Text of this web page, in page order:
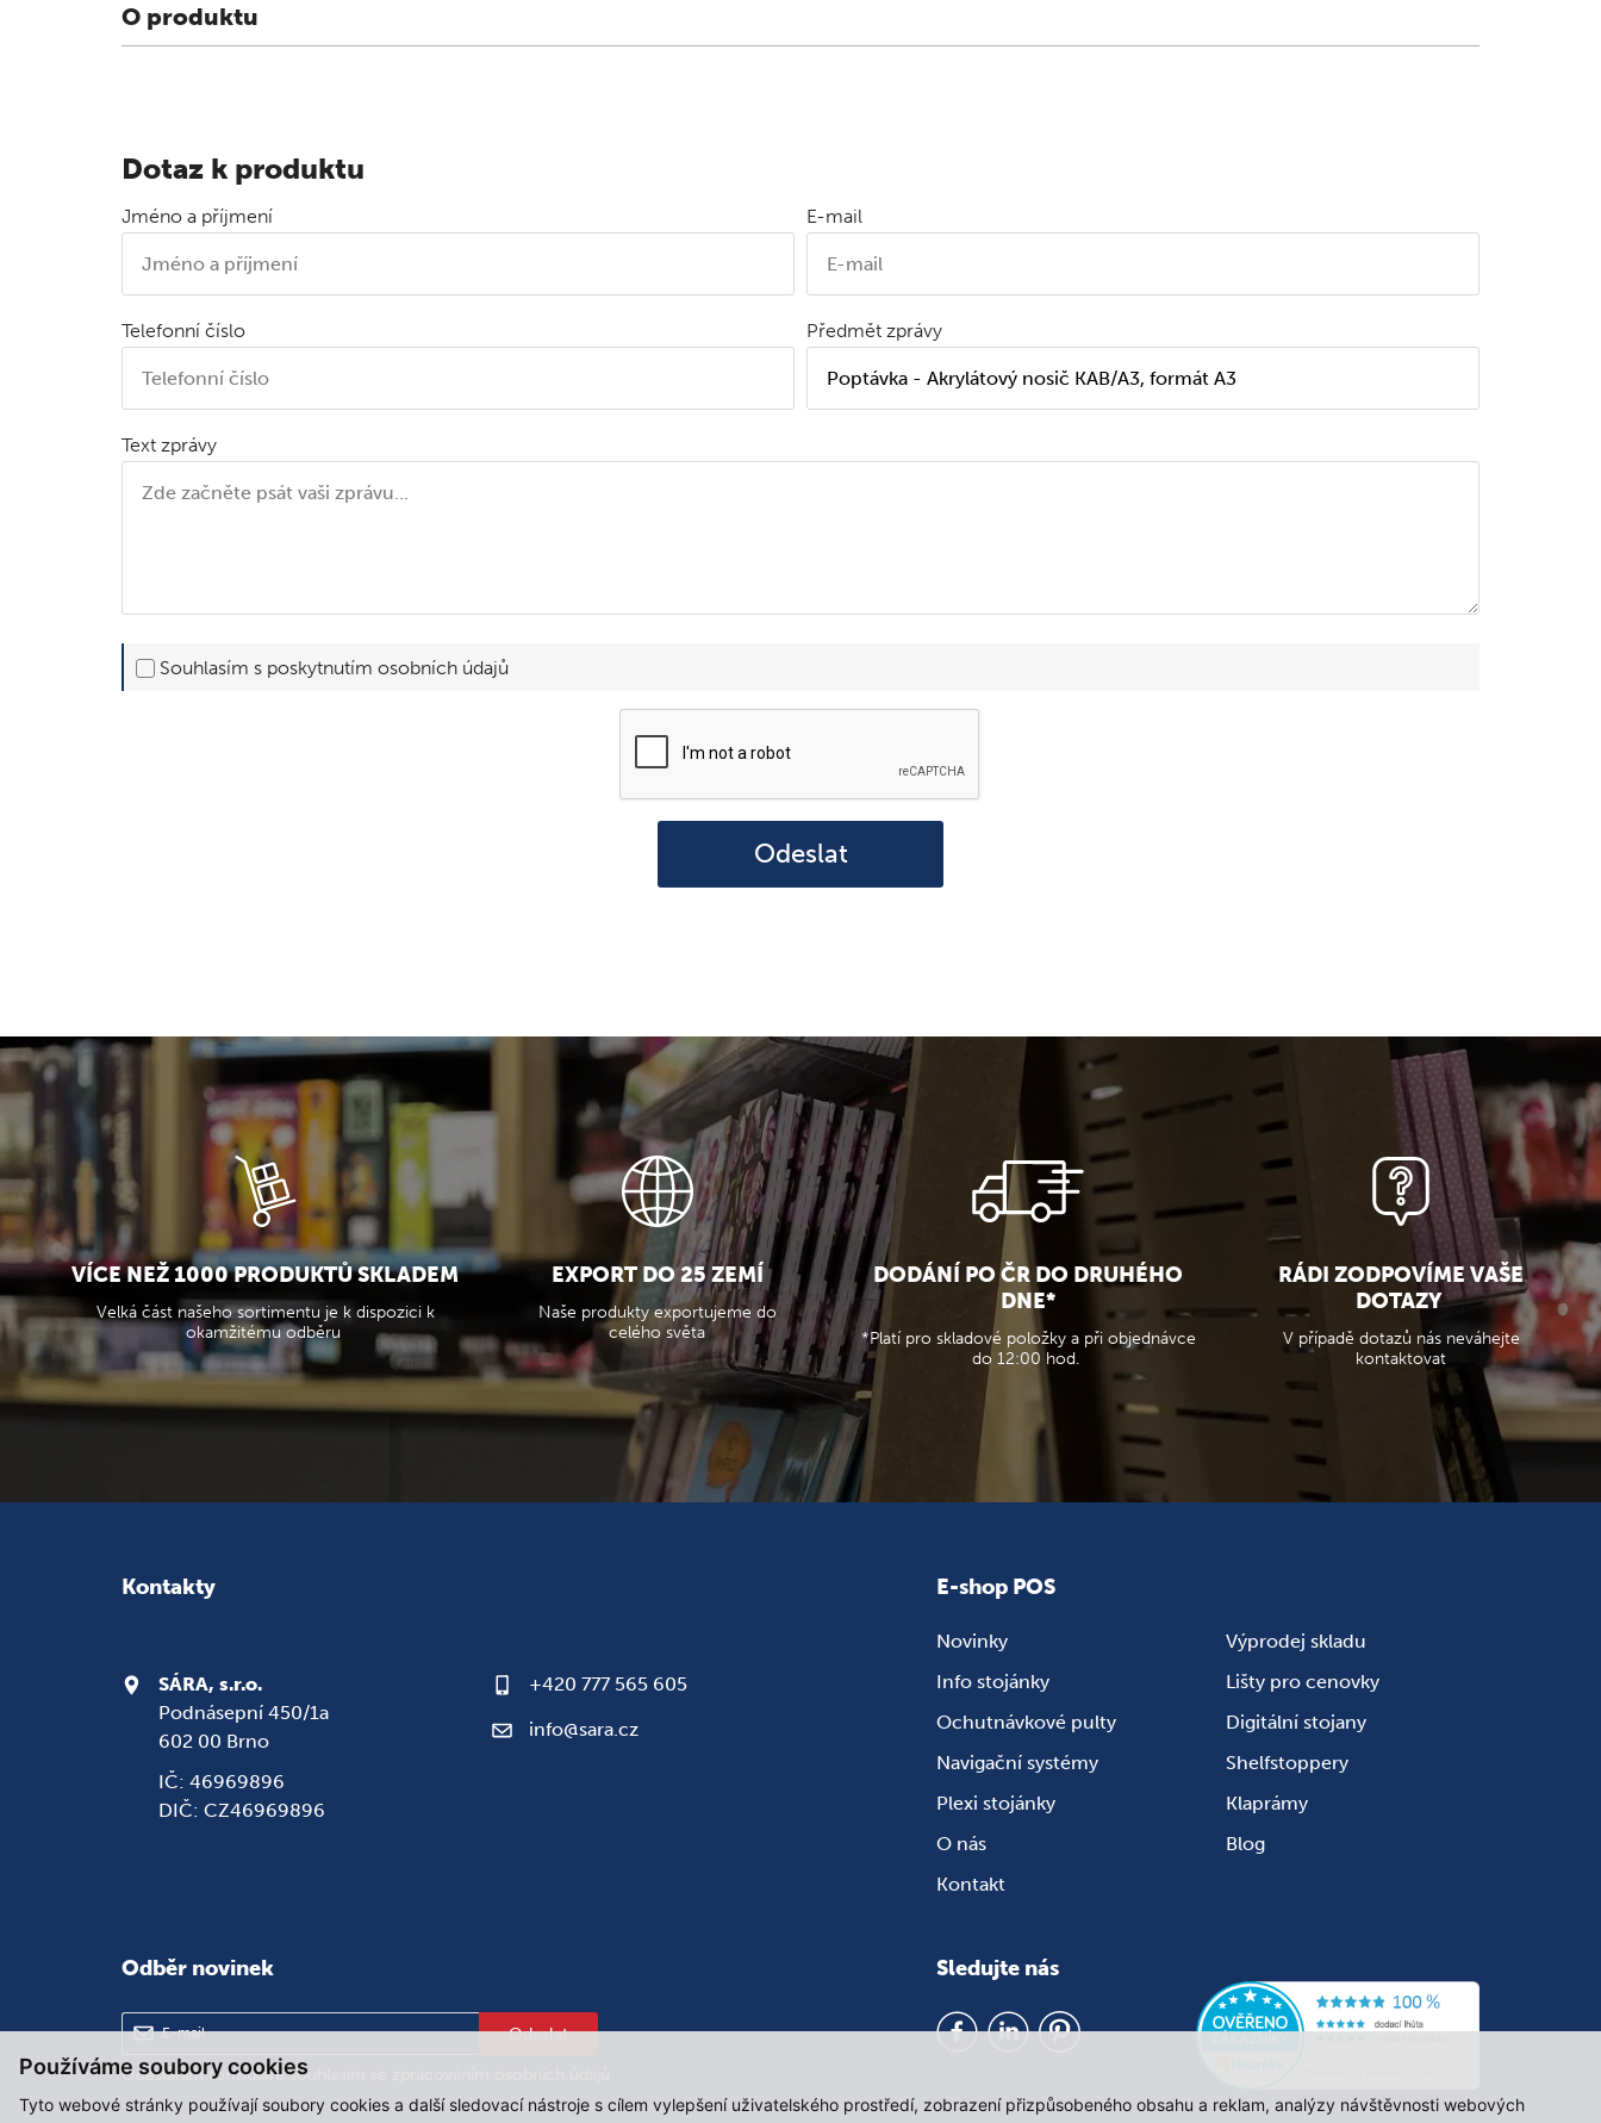
Používáme soubory cookies
Tyto webové stránky používají soubory cookies a další sledovací nástroje s cílem vylepšení uživatelského prostředí, zobrazení přizpůsobeného obsahu a reklam, analýzy návštěvnosti webových
O produktu
Dotaz k produktu
Jméno a příjmení E-mail
Telefonní číslo Předmět zprávy
Text zprávy
Souhlasím s poskytnutím osobních údajů
Odeslat
VÍCE NEŽ 1000 PRODUKTŮ SKLADEM
Velká část našeho sortimentu je k dispozici k
okamžitému odběru
EXPORT DO 25 ZEMÍ
Naše produkty exportujeme do
celého světa
DODÁNÍ PO ČR DO DRUHÉHO
DNE*
*Platí pro skladové položky a při objednávce
do 12:00 hod.
RÁDI ZODPOVÍME VAŠE
DOTAZY
V případě dotazů nás neváhejte
kontaktovat
Kontakty
SÁRA, s.r.o.
Podnásepní 450/1a
602 00 Brno
IČ: 46969896
DIČ: CZ46969896
+420 777 565 605
info@sara.cz
E-shop POS
Novinky
Výprodej skladu
Info stojánky
Lišty pro cenovky
Ochutnávkové pulty
Digitální stojany
Navigační systémy
Shelfstoppery
Plexi stojánky
Klaprámy
O nás
Blog
Kontakt
Odběr novinek
Odeslat
Odesláním formuláře souhlasím se
Sledujte nás